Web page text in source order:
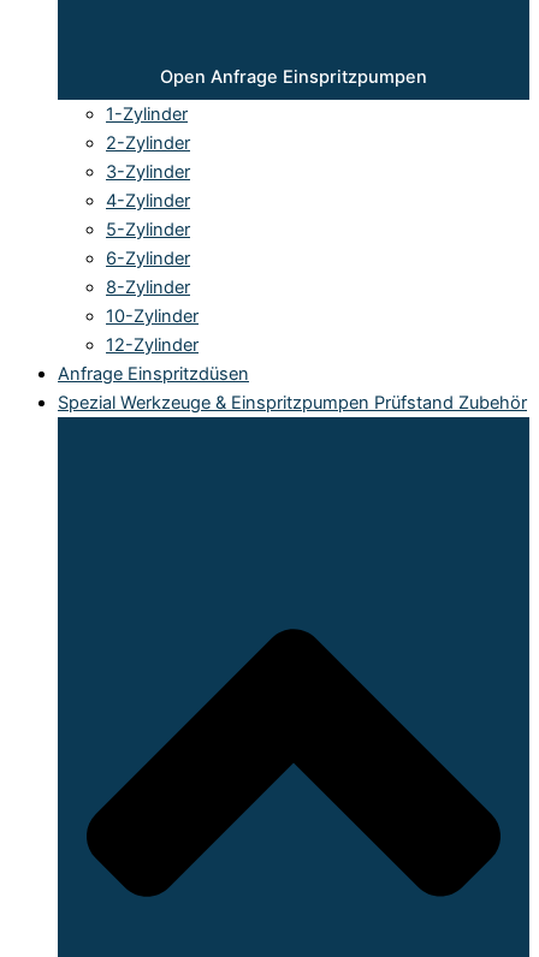
Open Anfrage Einspritzpumpen
1-Zylinder
2-Zylinder
3-Zylinder
4-Zylinder
5-Zylinder
6-Zylinder
8-Zylinder
10-Zylinder
12-Zylinder
Anfrage Einspritzdüsen
Spezial Werkzeuge & Einspritzpumpen Prüfstand Zubehör